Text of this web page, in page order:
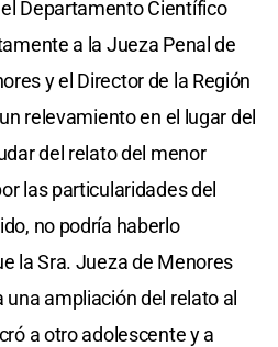
Departamento Científico
a la Jueza Penal de
y el Director de la Región
relevamiento en el lugar del
del relato del menor
las particularidades del
no podría haberlo
la Sra. Jueza de Menores
una ampliación del relato al
a otro adolescente y a